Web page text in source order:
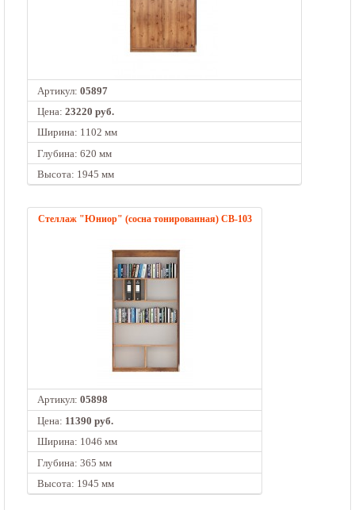
Артикул: 05897
Цена: 23220 руб.
Ширина: 1102 мм
Глубина: 620 мм
Высота: 1945 мм
Стеллаж "Юниор" (сосна тонированная) СВ-103
Артикул: 05898
Цена: 11390 руб.
Ширина: 1046 мм
Глубина: 365 мм
Высота: 1945 мм